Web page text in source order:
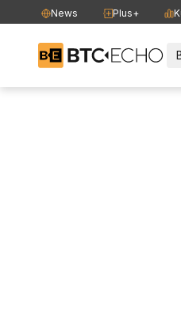
News Plus+
Zur BTC-ECHO